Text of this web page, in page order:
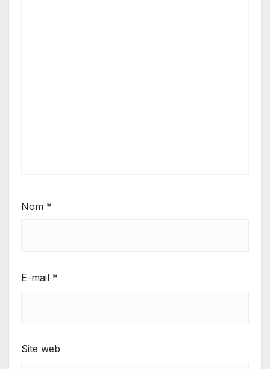
Nom *
E-mail *
Site web